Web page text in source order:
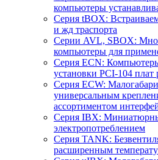
компьютеры
Серия tBOX:
и жд траспорта
Серии AVL, SBOX:
компьютеры для
Серия ECN:
установки PCI-104 плат
Серия ECW:
универсальным
ассортиментом
Серия IBX:
электропотреблением
Серия TANK:
расширенным